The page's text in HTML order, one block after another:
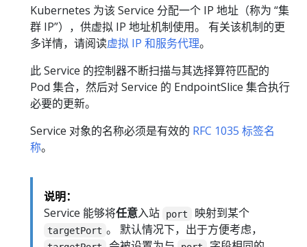
Kubernetes 为该 Service 分配一个 IP 地址（称为 “集
群 IP”），供虚拟 IP 地址机制使用。 有关该机制的更
多详情，请阅读虚拟 IP 和服务代理。
此 Service 的控制器不断扫描与其选择算符匹配的
Pod 集合，然后对 Service 的 EndpointSlice 集合执行
必要的更新。
Service 对象的名称必须是有效的 RFC 1035 标签名
称。
说明：
Service 能够将任意入站 port 映射到某个
targetPort 。 默认情况下，出于方便考虑，